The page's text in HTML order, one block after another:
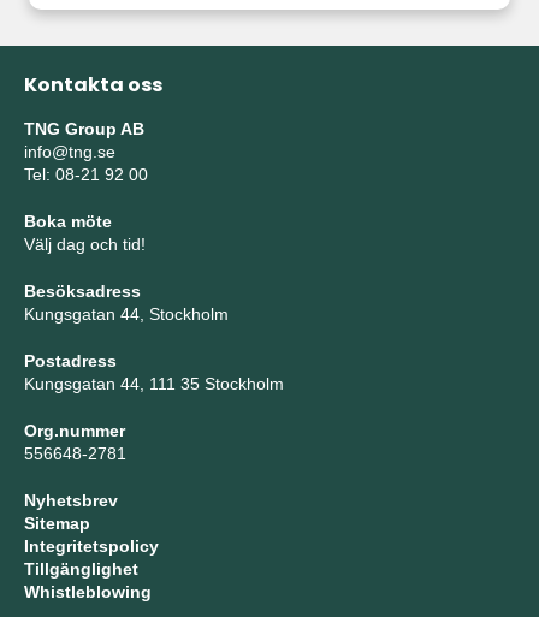
Kontakta oss
TNG Group AB
info@tng.se
Tel: 08-21 92 00
Boka möte
Välj dag och tid!
Besöksadress
Kungsgatan 44, Stockholm
Postadress
Kungsgatan 44, 111 35 Stockholm
Org.nummer
556648-2781
Nyhetsbrev
Sitemap
Integritetspolicy
Tillgänglighet
Whistleblowing